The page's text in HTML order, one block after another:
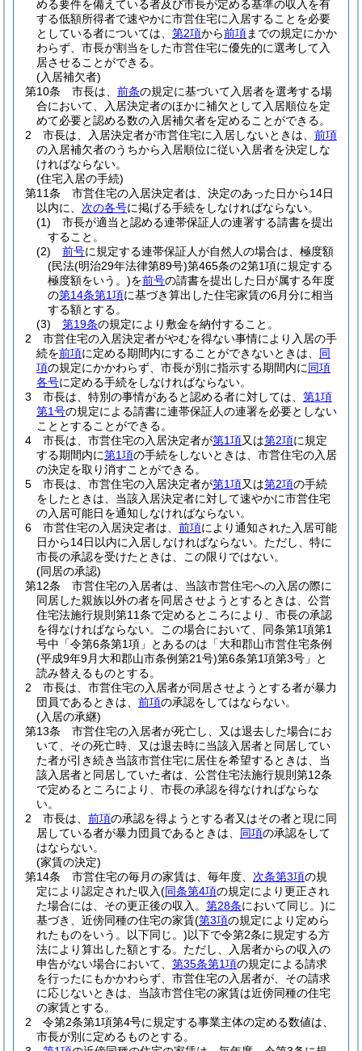
める要件を備えている者及び市長が定める基準の収入を有
する低額所得者で速やかに市営住宅に入居することを必要
としている者については、 第2項から前項までの規定にかか
わらず、市長が割当をした市営住宅に優先的に選考して入
居させることができる。
(入居補欠者)
第10条
市長は、 前条の規定に基づいて入居者を選考する場
合において、入居決定者のほかに補欠として入居順位を定
めて必要と認める数の入居補欠者を定めることができる。
2
市長は、入居決定者が市営住宅に入居しないときは、 前項
の入居補欠者のうちから入居順位に従い入居者を決定しな
ければならない。
(住宅入居の手続)
第11条
市営住宅の入居決定者は、決定のあった日から14日
以内に、 次の各号に掲げる手続をしなければならない。
(1)
市長が適当と認める連帯保証人の連署する請書を提出
すること。
(2)
前号に規定する連帯保証人が自然人の場合は、極度額
(民法(明治29年法律第89号)第465条の2第1項に規定する
極度額をいう。)を前号の請書を提出した日が属する年度
の第14条第1項に基づき算出した住宅家賃の6月分に相当
する額とする。
(3)
第19条の規定により敷金を納付すること。
2
市営住宅の入居決定者がやむを得ない事情により入居の手
続を前項に定める期間内にすることができないときは、 同
項の規定にかかわらず、市長が別に指示する期間内に同項
各号に定める手続をしなければならない。
3
市長は、特別の事情があると認める者に対しては、 第1項
第1号の規定による請書に連帯保証人の連署を必要としない
こととすることができる。
4
市長は、市営住宅の入居決定者が第1項又は第2項に規定
する期間内に第1項の手続をしないときは、市営住宅の入居
の決定を取り消すことができる。
5
市長は、市営住宅の入居決定者が第1項又は第2項の手続
をしたときは、当該入居決定者に対して速やかに市営住宅
の入居可能日を通知しなければならない。
6
市営住宅の入居決定者は、 前項により通知された入居可能
日から14日以内に入居しなければならない。 ただし、特に
市長の承認を受けたときは、この限りではない。
(同居の承認)
第12条
市営住宅の入居者は、当該市営住宅への入居の際に
同居した親族以外の者を同居させようとするときは、公営
住宅法施行規則第11条で定めるところにより、市長の承認
を得なければならない。
この場合において、同条第1項第1
号中「令第6条第1項」とあるのは「大和郡山市営住宅条例
(平成9年9月大和郡山市条例第21号)第6条第1項第3号」と
読み替えるものとする。
2
市長は、市営住宅の入居者が同居させようとする者が暴力
団員であるときは、 前項の承認をしてはならない。
(入居の承継)
第13条
市営住宅の入居者が死亡し、又は退去した場合にお
いて、その死亡時、又は退去時に当該入居者と同居してい
た者が引き続き当該市営住宅に居住を希望するときは、当
該入居者と同居していた者は、公営住宅法施行規則第12条
で定めるところにより、市長の承認を得なければならな
い。
2
市長は、 前項の承認を得ようとする者又はその者と現に同
居している者が暴力団員であるときは、 同項の承認をして
はならない。
(家賃の決定)
第14条
市営住宅の毎月の家賃は、毎年度、 次条第3項の規
定により認定された収入(同条第4項の規定により更正され
た場合には、その更正後の収入。 第28条において同じ。)に
基づき、近傍同種の住宅の家賃(第3項の規定により定めら
れたものをいう。以下同じ。)以下で令第2条に規定する方
法により算出した額とする。 ただし、入居者からの収入の
申告がない場合において、 第35条第1項の規定による請求
を行ったにもかかわらず、市営住宅の入居者が、その請求
に応じないときは、当該市営住宅の家賃は近傍同種の住宅
の家賃とする。
2
令第2条第1項第4号に規定する事業主体の定める数値は、
市長が別に定めるものとする。